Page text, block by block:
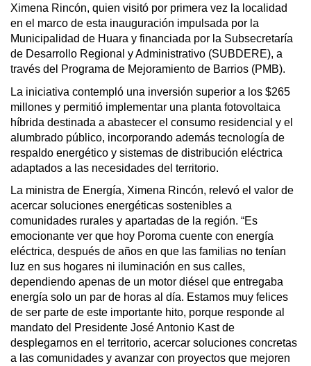
Ximena Rincón, quien visitó por primera vez la localidad
en el marco de esta inauguración impulsada por la
Municipalidad de Huara y financiada por la Subsecretaría
de Desarrollo Regional y Administrativo (SUBDERE), a
través del Programa de Mejoramiento de Barrios (PMB).
La iniciativa contempló una inversión superior a los $265
millones y permitió implementar una planta fotovoltaica
híbrida destinada a abastecer el consumo residencial y el
alumbrado público, incorporando además tecnología de
respaldo energético y sistemas de distribución eléctrica
adaptados a las necesidades del territorio.
La ministra de Energía, Ximena Rincón, relevó el valor de
acercar soluciones energéticas sostenibles a
comunidades rurales y apartadas de la región. “Es
emocionante ver que hoy Poroma cuente con energía
eléctrica, después de años en que las familias no tenían
luz en sus hogares ni iluminación en sus calles,
dependiendo apenas de un motor diésel que entregaba
energía solo un par de horas al día. Estamos muy felices
de ser parte de este importante hito, porque responde al
mandato del Presidente José Antonio Kast de
desplegarnos en el territorio, acercar soluciones concretas
a las comunidades y avanzar con proyectos que mejoren